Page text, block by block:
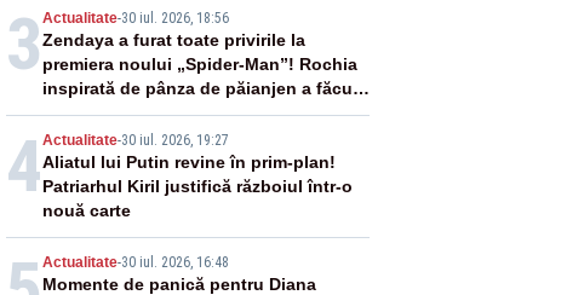
3 Actualitate-30 iul. 2026, 18:56
Zendaya a furat toate privirile la
premiera noului „Spider-Man”! Rochia
inspirată de pânza de păianjen a făcut
senzație
4Actualitate-30 iul. 2026, 19:27
Aliatul lui Putin revine în prim-plan!
Patriarhul Kiril justifică războiul într-o
nouă carte
Actualitate-30 iul. 2026, 16:48
Momente de panică pentru Diana